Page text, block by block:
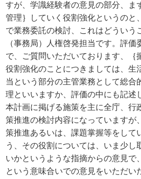
すが、学識経験者の意見の部分、ま
管理｝していく役割強化というのと
で業務委託の検討、これはどういう
（事務局）人権啓発担当です。評
で、ご質問いただいております、｛
役割強化のことにつきましては、生
当という部分の主管業務として総合
理といいますか、評価の中にも記述
本計画に掲げる施策を主に全庁、行
策推進の検討内容になっていますが
策推進あるいは、課題掌握等をして
う、その役割については、いま少し
いかというような指摘からの意見で
という意味合いでの意見をいただい